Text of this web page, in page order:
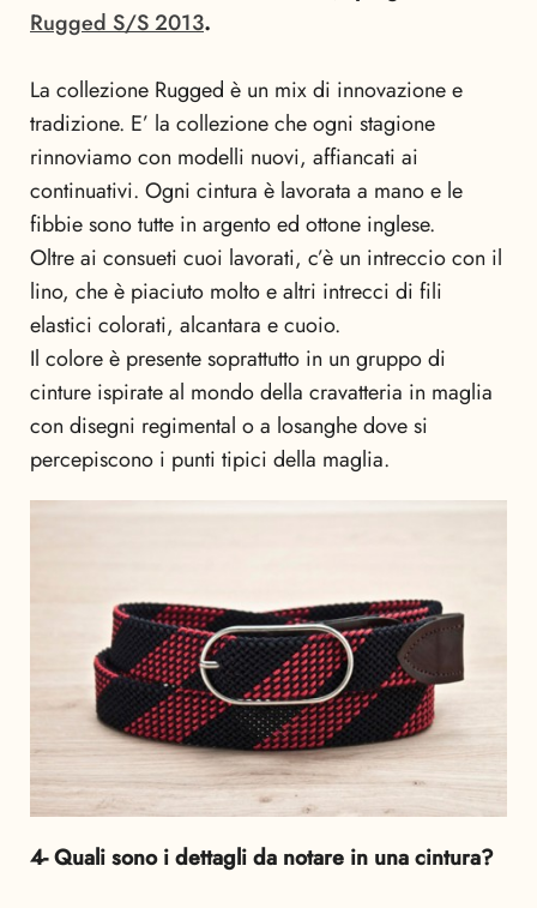
Rugged S/S 2013.
La collezione Rugged è un mix di innovazione e
tradizione. E’ la collezione che ogni stagione
rinnoviamo con modelli nuovi, affiancati ai
continuativi. Ogni cintura è lavorata a mano e le
fibbie sono tutte in argento ed ottone inglese.
Oltre ai consueti cuoi lavorati, c’è un intreccio con il
lino, che è piaciuto molto e altri intrecci di fili
elastici colorati, alcantara e cuoio.
Il colore è presente soprattutto in un gruppo di
cinture ispirate al mondo della cravatteria in maglia
con disegni regimental o a losanghe dove si
percepiscono i punti tipici della maglia.
4- Quali sono i dettagli da notare in una cintura?